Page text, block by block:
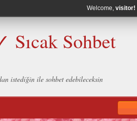
Welcome, visitor!
Sıcak Sohbet
istediğin ile sohbet edebileceksin